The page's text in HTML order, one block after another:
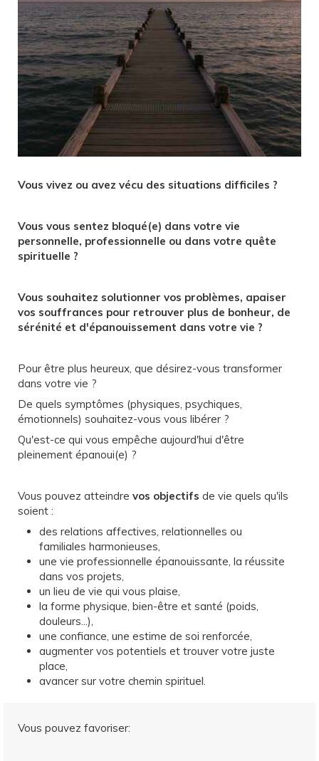
Vous vivez ou avez vécu des situations difficiles ?
Vous vous sentez bloqué(e) dans votre vie
personnelle, professionnelle ou dans votre quête
spirituelle ?
Vous souhaitez solutionner vos problèmes, apaiser
vos souffrances pour retrouver plus de bonheur, de
sérénité et d'épanouissement dans votre vie ?
Pour être plus heureux, que désirez-vous transformer
dans votre vie ?
De quels symptômes (physiques, psychiques,
émotionnels) souhaitez-vous vous libérer ?
Qu'est-ce qui vous empêche aujourd'hui d'être
pleinement épanoui(e) ?
Vous pouvez atteindre vos objectifs de vie quels qu'ils
soient :
des relations affectives, relationnelles ou
familiales harmonieuses,
une vie professionnelle épanouissante, la réussite
dans vos projets,
un lieu de vie qui vous plaise,
la forme physique, bien-être et santé (poids,
douleurs...),
une confiance, une estime de soi renforcée,
augmenter vos potentiels et trouver votre juste
place,
avancer sur votre chemin spirituel.
Vous pouvez favoriser: